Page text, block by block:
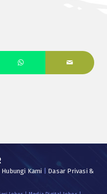
Hubungi Kami
Dasar Privasi &